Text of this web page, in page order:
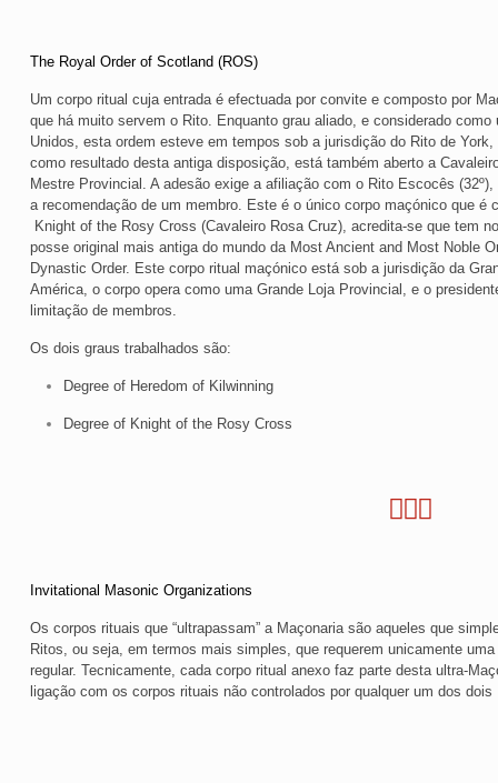
The Royal Order of Scotland (ROS)
Um corpo ritual cuja entrada é efectuada por convite e composto por
que há muito servem o Rito. Enquanto grau aliado, e considerado
Unidos, esta ordem esteve em tempos sob a jurisdição do Rito de
como resultado desta antiga disposição, está também aberto a
Mestre Provincial. A adesão exige a afiliação com o Rito Escocês
a recomendação de um membro. Este é o único corpo maçónico que é
Knight of the Rosy Cross (Cavaleiro Rosa Cruz), acredita-se que tem
posse original mais antiga do mundo da Most Ancient and Most Noble
Dynastic Order. Este corpo ritual maçónico está sob a jurisdição da
América, o corpo opera como uma Grande Loja Provincial, e o
limitação de membros.
Os dois graus trabalhados são:
Degree of Heredom of Kilwinning
Degree of Knight of the Rosy Cross
Invitational Masonic Organizations
Os corpos rituais que “ultrapassam” a Maçonaria são aqueles que
Ritos, ou seja, em termos mais simples, que requerem unicamente
regular. Tecnicamente, cada corpo ritual anexo faz parte desta ultra-
ligação com os corpos rituais não controlados por qualquer um dos